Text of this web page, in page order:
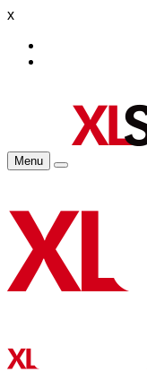
x
Menu